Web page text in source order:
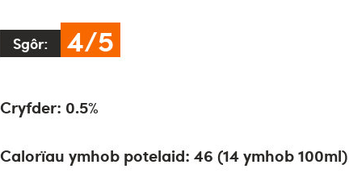
Sgôr: 4/5
Cryfder: 0.5%
Calorïau ymhob potelaid: 46 (14 ymhob 100ml)